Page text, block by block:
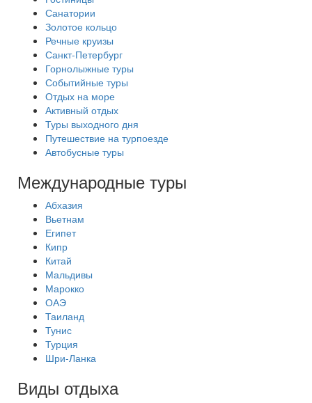
Санатории
Золотое кольцо
Речные круизы
Санкт-Петербург
Горнолыжные туры
Событийные туры
Отдых на море
Активный отдых
Туры выходного дня
Путешествие на турпоезде
Автобусные туры
Международные туры
Абхазия
Вьетнам
Египет
Кипр
Китай
Мальдивы
Марокко
ОАЭ
Таиланд
Тунис
Турция
Шри-Ланка
Виды отдыха